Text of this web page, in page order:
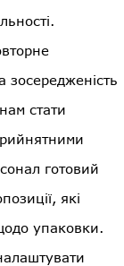
стати
готовий
які
упаковки.